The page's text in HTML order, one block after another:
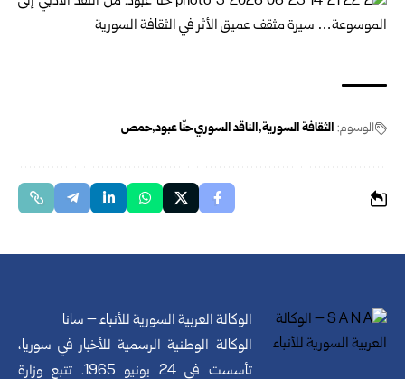
الوسوم: الثقافة السورية الناقد السوري حنّا عبود حمص
الوكالة العربية السورية للأنباء – سانا
الوكالة الوطنية الرسمية للأخبار في سوريا،
تأسست في 24 يونيو 1965. تتبع وزارة